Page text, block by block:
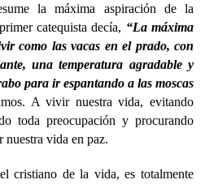
la máxima aspiración de la
catequista decía, “La máxima
como las vacas en el prado, con
una temperatura agradable y
para ir espantando a las moscas
A vivir nuestra vida, evitando
toda preocupación y procurando
nuestra vida en paz.
cristiano de la vida, es totalmente